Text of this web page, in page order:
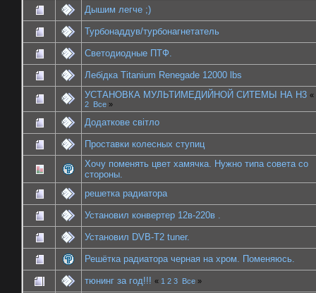
Дышим легче ;)
Турбонаддув/турбонагнетатель
Светодиодные ПТФ.
Лебідка Titanium Renegade 12000 lbs
УСТАНОВКА МУЛЬТИМЕДИЙНОЙ СИТЕМЫ НА H3 «
2 Все »
Додаткове світло
Проставки колесных ступиц
Хочу поменять цвет хамячка. Нужно типа совета со
стороны.
решетка радиатора
Установил конвертер 12в-220в .
Установил DVB-T2 tuner.
Решётка радиатора черная на хром. Поменяюсь.
тюнинг за год!!! « 1 2 3 Все »